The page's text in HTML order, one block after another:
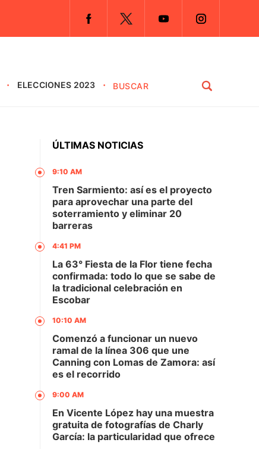
ELECCIONES 2023
ÚLTIMAS NOTICIAS
9:10 AM
Tren Sarmiento: así es el proyecto
para aprovechar una parte del
soterramiento y eliminar 20
barreras
4:41 PM
La 63° Fiesta de la Flor tiene fecha
confirmada: todo lo que se sabe de
la tradicional celebración en
Escobar
10:10 AM
Comenzó a funcionar un nuevo
ramal de la línea 306 que une
Canning con Lomas de Zamora: así
es el recorrido
9:00 AM
En Vicente López hay una muestra
gratuita de fotografías de Charly
García: la particularidad que ofrece